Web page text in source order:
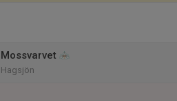
Mossvarvet
Hagsjön